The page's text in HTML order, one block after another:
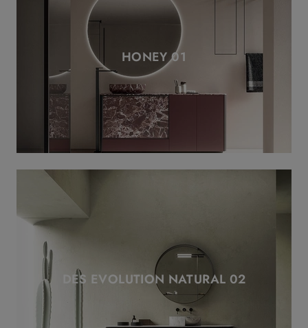
HONEY 01
DES EVOLUTION NATURAL 02